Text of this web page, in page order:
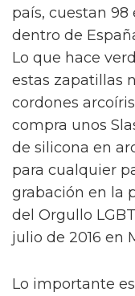
país, cuestan
dentro de
Lo que hace
estas zapatillas
cordones
compra unos
de silicona en
para cualquier
grabación en la
del Orgullo
julio de 2016 en
Lo importante